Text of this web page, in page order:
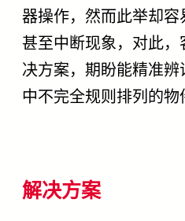
器操作，然而此举却容
甚至中断现象，对此
决方案，期盼能精准
中不完全规则排列的物
解决方案